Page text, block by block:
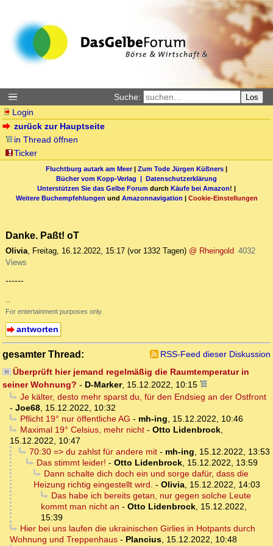
Suche: Los
Login
zurück zur Hauptseite
in Thread öffnen
Ticker
Fluchtburg autark am Meer| Zum Tode Jürgen Küßners |
Bücher vom Kopp-Verlag | Datenschutzerklärung
Unterstützen Sie das Gelbe Forum durch Käufe bei Amazon! |
Weitere Buchempfehlungen und Amazonnavigation | Cookie-Einstellungen
Danke. Paßt! oT
Olivia, Freitag, 16.12.2022, 15:17 (vor 1332 Tagen) @ Rheingold 4032
Views
------
--
For entertainment purposes only.
antworten
gesamter Thread:
RSS-Feed dieser Diskussion
Überprüft hier jemand regelmäßig die Raumtemperatur in
seiner Wohnung? - D-Marker, 15.12.2022, 10:15
Je kälter, desto mehr sparst du, für den Endsieg an der Ostfront
- Joe68, 15.12.2022, 10:32
Pflicht 19° nur öffentliche AG - mh-ing, 15.12.2022, 10:46
Maximal 19° Celsius, mehr nicht- Otto Lidenbrock,
15.12.2022, 10:47
70:30 => du zahlst für andere mit- mh-ing, 15.12.2022, 13:53
Das stimmt leider! - Otto Lidenbrock, 15.12.2022, 13:59
Dann schalte dich doch ein und sorge dafür, dass die
Heizung richtig eingestellt wird. - Olivia, 15.12.2022, 14:03
Das habe ich bereits getan, nur gegen solche Leute
kommt man nicht an - Otto Lidenbrock, 15.12.2022,
15:39
Hier bei uns laufen die ukrainischen Girlies in Hotpants durch
Wohnung und Treppenhaus - Plancius, 15.12.2022, 10:48